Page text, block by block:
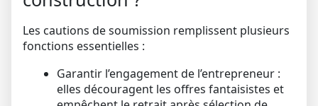
Les cautions de soumission remplissent plusieurs
fonctions essentielles :
Garantir l’engagement de l’entrepreneur :
elles découragent les offres fantaisistes et